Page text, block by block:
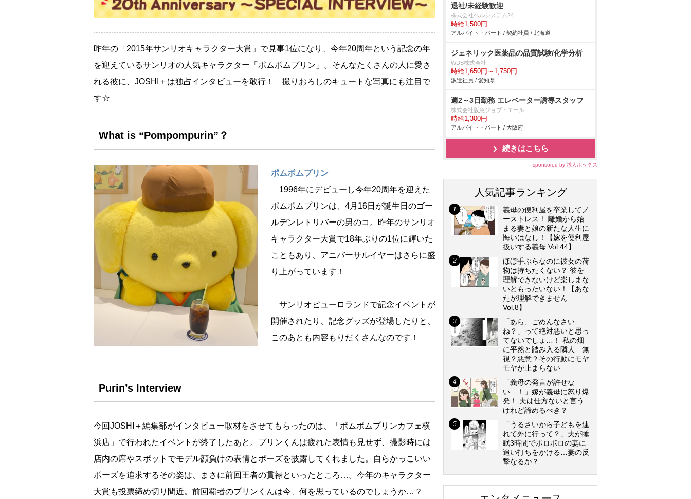
昨年の「2015年サンリオキャラクター大賞」で見事1位になり、今年20周年という記念の年
を迎えているサンリオの人気キャラクター「ポムポムプリン」。そんなたくさんの人に愛さ
れる彼に、JOSHI＋は独占インタビューを敢行！ 撮りおろしのキュートな写真にも注目で
す☆
What is “Pompompurin”？
ポムポムプリン
1996年にデビューし今年20周年を迎えた
ポムポムプリンは、4月16日が誕生日のゴー
ルデンレトリバーの男のコ。昨年のサンリオ
キャラクター大賞で18年ぶりの1位に輝いた
こともあり、アニバーサルイヤーはさらに盛
り上がっています！
サンリオピューロランドで記念イベントが
開催されたり、記念グッズが登場したりと、
このあとも内容もりだくさんなのです！
Purin’s Interview
今回JOSHI＋編集部がインタビュー取材をさせてもらったのは、「ポムポムプリンカフェ横
浜店」で行われたイベントが終了したあと。プリンくんは疲れた表情も見せず、撮影時には
店内の席やスポットでモデル顔負けの表情とポーズを披露してくれました。自らかっこいい
ポーズを追求するその姿は、まさに前回王者の貫禄といったところ…。今年のキャラクター
大賞も投票締め切り間近。前回覇者のプリンくんは今、何を思っているのでしょうか…？
退社/未経験歓迎
株式会社ベルシステム24
時給1,500円
アルバイト・パート / 契約社員 / 北海道
ジェネリック医薬品の品質試験/化学分析
WDB株式会社
時給1,650円～1,750円
派遣社員 / 愛知県
週2～3日勤務 エレベーター誘導スタッフ
株式会社阪急ジョブ・エール
時給1,300円
アルバイト・パート / 大阪府
続きはこちら
sponsored by 求人ボックス
人気記事ランキング
義母の便利屋を卒業してノ
ーストレス！ 離婚から始
まる妻と娘の新たな人生に
悔いはなし！【嫁を便利屋
扱いする義母 Vol.44】
ほぼ手ぶらなのに彼女の荷
物は持ちたくない？ 彼を
理解できないけど楽しまな
いともったいない！【あな
たが理解できません
Vol.8】
「あら、ごめんなさい
ね？」って絶対悪いと思っ
てないでしょ…！ 私の畑
に平然と踏み入る隣人…無
視？悪意？その行動にモヤ
モヤが止まらない
「義母の発言が許せな
い…！」嫁が義母に怒り爆
発！ 夫は仕方ないと言う
けれど諦めるべき？
「うるさいから子どもを連
れて外に行って？」夫が睡
眠3時間でボロボロの妻に
追い打ちをかける…妻の反
撃なるか？